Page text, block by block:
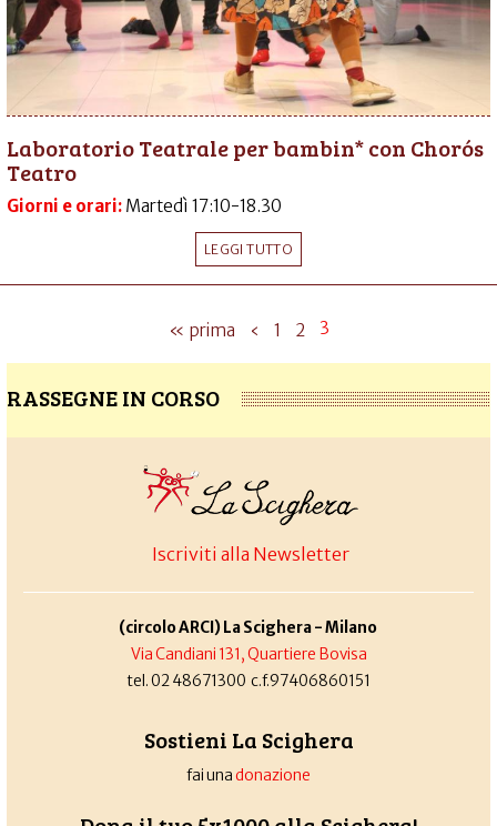
Laboratorio Teatrale per bambin* con Chorós
Teatro
Giorni e orari: Martedì 17:10-18.30
LEGGI TUTTO
« prima ‹ 1 2 3
RASSEGNE IN CORSO
Iscriviti alla Newsletter
(circolo ARCI) La Scighera - Milano
Via Candiani 131, Quartiere Bovisa
tel. 02 48671300 c.f.97406860151
Sostieni La Scighera
fai unadonazione